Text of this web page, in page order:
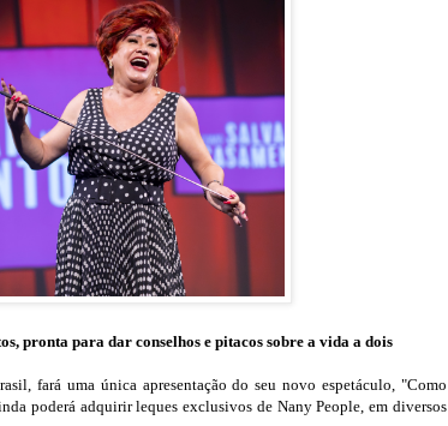
pronta para dar conselhos e pitacos sobre a vida a dois
fará uma única apresentação do seu novo espetáculo, "Como
poderá adquirir leques exclusivos de Nany People, em diversos